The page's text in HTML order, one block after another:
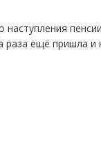
ещё пришла и